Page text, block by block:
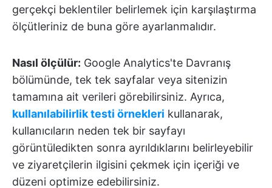
gerçekçi beklentiler belirlemek için karşılaştırma
ölçütleriniz de buna göre ayarlanmalıdır.
Nasıl ölçülür: Google Analytics'te Davranış
bölümünde, tek tek sayfalar veya sitenizin
tamamına ait verileri görebilirsiniz. Ayrıca,
kullanılabilirlik testi örnekleri kullanarak,
kullanıcıların neden tek bir sayfayı
görüntüledikten sonra ayrıldıklarını belirleyebilir
ve ziyaretçilerin ilgisini çekmek için içeriği ve
düzeni optimize edebilirsiniz.